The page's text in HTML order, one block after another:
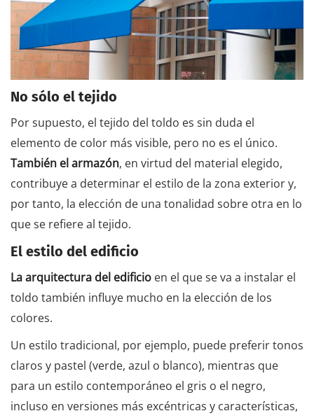
No sólo el tejido
Por supuesto, el tejido del toldo es sin duda el
elemento de color más visible, pero no es el único.
También el armazón, en virtud del material elegido,
contribuye a determinar el estilo de la zona exterior y,
por tanto, la elección de una tonalidad sobre otra en lo
que se refiere al tejido.
El estilo del edificio
La arquitectura del edificio en el que se va a instalar el
toldo también influye mucho en la elección de los
colores.
Un estilo tradicional, por ejemplo, puede preferir tonos
claros y pastel (verde, azul o blanco), mientras que
para un estilo contemporáneo el gris o el negro,
incluso en versiones más excéntricas y características,